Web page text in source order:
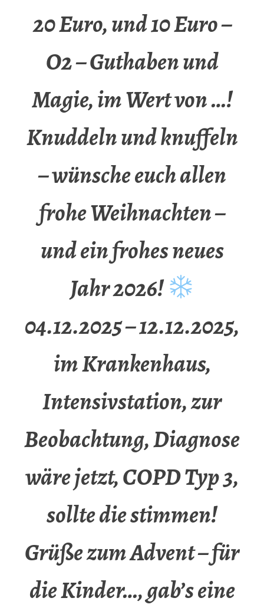
20 Euro, und 10 Euro –
O2 – Guthaben und
Magie, im Wert von …!
Knuddeln und knuffeln
– wünsche euch allen
frohe Weihnachten –
und ein frohes neues
Jahr 2026!
04.12.2025 – 12.12.2025,
im Krankenhaus,
Intensivstation, zur
Beobachtung, Diagnose
wäre jetzt, COPD Typ 3,
sollte die stimmen!
Grüße zum Advent – für
die Kinder…, gab’s eine